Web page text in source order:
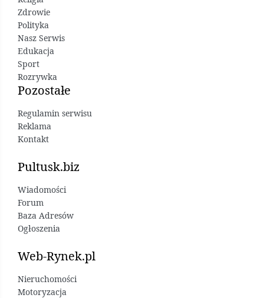
Zdrowie
Polityka
Nasz Serwis
Edukacja
Sport
Rozrywka
Pozostałe
Regulamin serwisu
Reklama
Kontakt
Pultusk.biz
Wiadomości
Forum
Baza Adresów
Ogłoszenia
Web-Rynek.pl
Nieruchomości
Motoryzacja